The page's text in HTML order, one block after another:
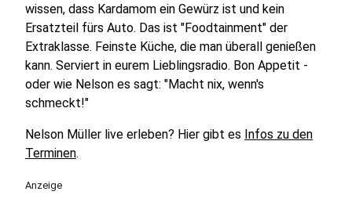
wissen, dass Kardamom ein Gewürz ist und kein
Ersatzteil fürs Auto. Das ist "Foodtainment" der
Extraklasse. Feinste Küche, die man überall genießen
kann. Serviert in eurem Lieblingsradio. Bon Appetit -
oder wie Nelson es sagt: "Macht nix, wenn's
schmeckt!"
Nelson Müller live erleben? Hier gibt es Infos zu den
Terminen.
Anzeige